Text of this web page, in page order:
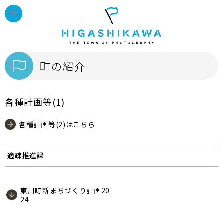
町の紹介
各種計画等(1)
各種計画等(2)はこちら
適疎推進課
東川町新まちづくり計画20
24